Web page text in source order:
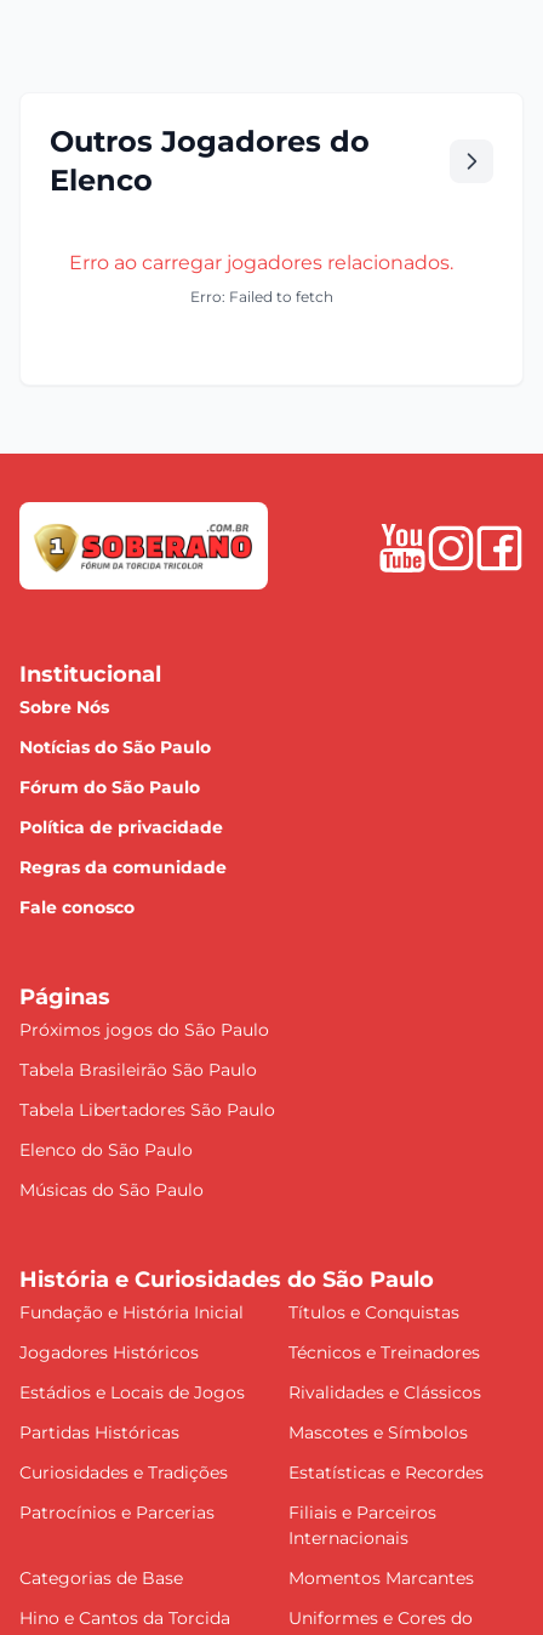
Outros Jogadores do
Elenco
Erro ao carregar jogadores relacionados.
Erro: Failed to fetch
Institucional
Sobre Nós
Notícias do São Paulo
Fórum do São Paulo
Política de privacidade
Regras da comunidade
Fale conosco
Páginas
Próximos jogos do São Paulo
Tabela Brasileirão São Paulo
Tabela Libertadores São Paulo
Elenco do São Paulo
Músicas do São Paulo
História e Curiosidades do São Paulo
Fundação e História Inicial
Títulos e Conquistas
Jogadores Históricos
Técnicos e Treinadores
Estádios e Locais de Jogos
Rivalidades e Clássicos
Partidas Históricas
Mascotes e Símbolos
Curiosidades e Tradições
Estatísticas e Recordes
Patrocínios e Parcerias
Filiais e Parceiros
Internacionais
Categorias de Base
Momentos Marcantes
Hino e Cantos da Torcida
Uniformes e Cores do